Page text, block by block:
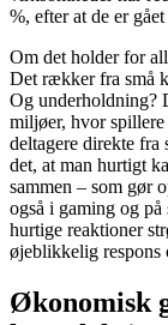
%, efter at de er
Om det holder for
Det rækker fra små
Og underholdning?
miljøer, hvor
deltagere direkte fra
det, at man hurtigt
sammen – som gør
også i gaming og
hurtige reaktioner
øjeblikkelig respons
Økonomisk